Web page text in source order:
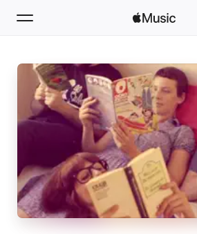
Buscar
Inicio
Novedades
Radio
Instalar Apple Music